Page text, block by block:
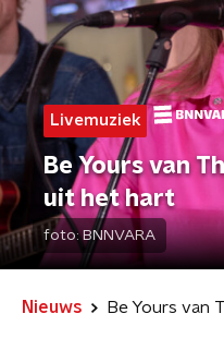
Livemuziek
Be Yours van
uit het hart
foto:BNNVARA
Nieuws